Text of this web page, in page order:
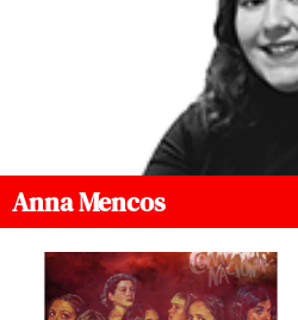
Anna Mencos